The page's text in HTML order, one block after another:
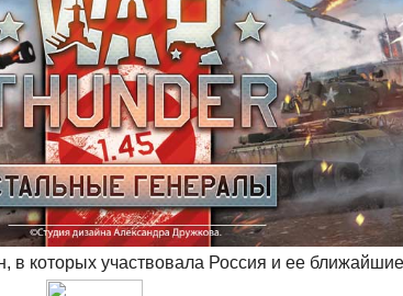
в которых участвовала Россия и ее